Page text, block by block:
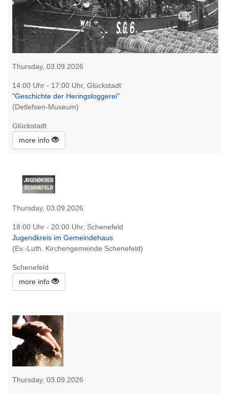
Thursday, 03.09.2026
14:00 Uhr - 17:00 Uhr, Glückstadt
"Geschichte der Heringsloggerei"
(Detlefsen-Museum)
Glückstadt
more info
Thursday, 03.09.2026
18:00 Uhr - 20:00 Uhr, Schenefeld
Jugendkreis im Gemeindehaus
(Ev.-Luth. Kirchengemeinde Schenefeld)
Schenefeld
more info
Thursday, 03.09.2026